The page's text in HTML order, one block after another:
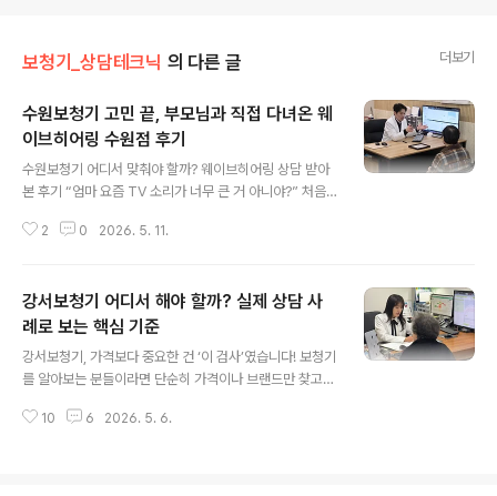
보청기_상담테크닉 의 다른 글 더보기
수원보청기 고민 끝, 부모님과 직접 다녀온 웨
이브히어링 수원점 후기
수원보청기 어디서 맞춰야 할까? 웨이브히어링 상담 받아
본 후기 “엄마 요즘 TV 소리가 너무 큰 거 아니야?” 처음
부터는 대화를 해도 반응이 늦고, 같은 이야기를 두세 번 반
부터는 한참 뒤에 반응하시거나 그냥 지나치는 경우가 많
아졌어요. 그때부터 자연스럽게 부모님 청력에 대해 알아
보기 시작했고, 인터넷으로 이것저것 검색하다가 결국 수
원보청기 상담을 받아봐야겠다는 생각이 들었습니다. 하지
불편해하셨어요. “보청기 끼면 나이 들어 보이잖아.”“귀에
2 0 2026. 5. 11.
강서보청기 어디서 해야 할까? 실제 상담 사
례로 보는 핵심 기준
강서보청기, 가격보다 중요한 건 ‘이 검사’였습니다! 보청기
를 알아보는 분들이라면 단순히 가격이나 브랜드만 찾고
샀다가 더 불편해지는 건 아닐까” 이런 고민이 훨씬 크실
10 6 2026. 5. 6.